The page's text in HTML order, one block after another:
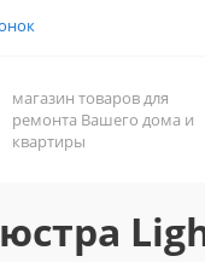
магазин товаров для
ремонта Вашего дома и
квартиры